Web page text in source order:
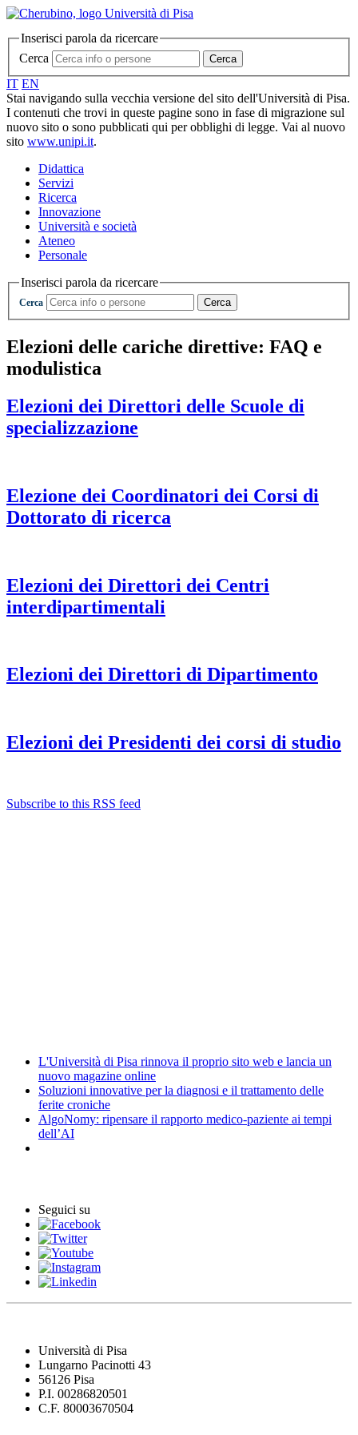
Inserisci parola da ricercare
Cerca
Cerca
IT EN
Stai navigando sulla vecchia versione del sito dell'Università di Pisa.
I contenuti che trovi in queste pagine sono in fase di migrazione sul
nuovo sito o sono pubblicati qui per obblighi di legge. Vai al nuovo
sito www.unipi.it.
Didattica
Servizi
Ricerca
Innovazione
Università e società
Ateneo
Personale
Inserisci parola da ricercare
Cerca Cerca
Elezioni delle cariche direttive: FAQ e
modulistica
Elezioni dei Direttori delle Scuole di
specializzazione
Elezione dei Coordinatori dei Corsi di
Dottorato di ricerca
Elezioni dei Direttori dei Centri
interdipartimentali
Elezioni dei Direttori di Dipartimento
Elezioni dei Presidenti dei corsi di studio
Subscribe to this RSS feed
L'Università di Pisa rinnova il proprio sito web e lancia un
nuovo magazine online
Soluzioni innovative per la diagnosi e il trattamento delle
ferite croniche
AlgoNomy: ripensare il rapporto medico-paziente ai tempi
dell’AI
Seguici su
Università di Pisa
Lungarno Pacinotti 43
56126 Pisa
P.I. 00286820501
C.F. 80003670504